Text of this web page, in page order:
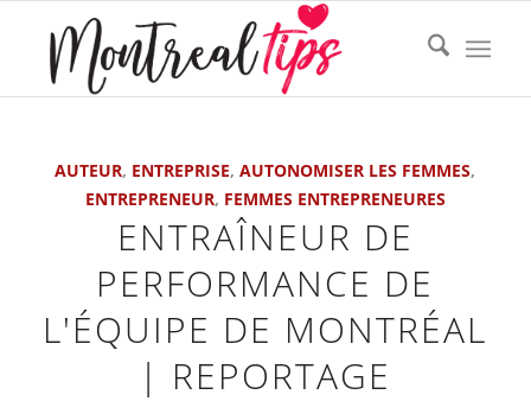
AUTEUR, ENTREPRISE,AUTONOMISER LES FEMMES,
ENTREPRENEUR, FEMMES ENTREPRENEURES
ENTRAÎNEUR DE
PERFORMANCE DE
L'ÉQUIPE DE MONTRÉAL
| REPORTAGE